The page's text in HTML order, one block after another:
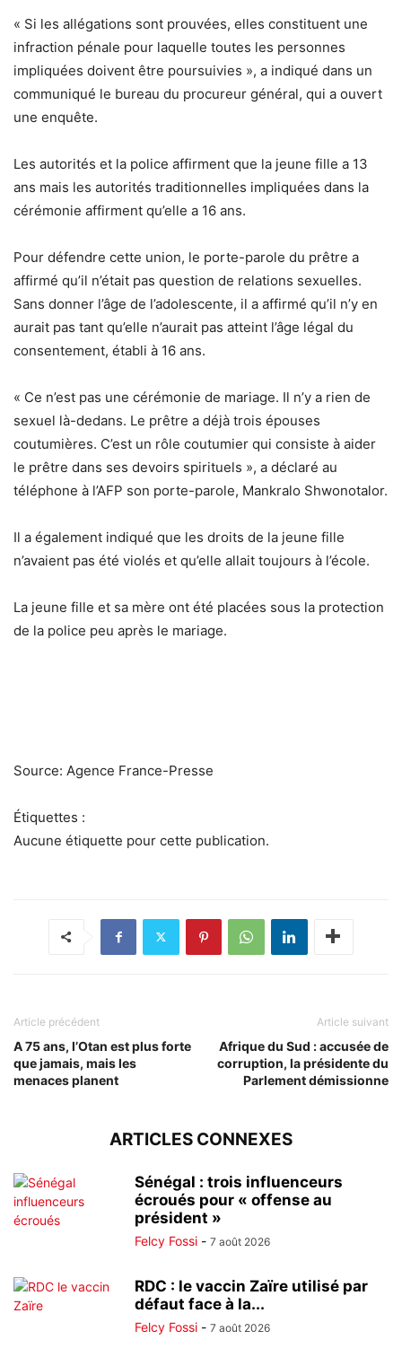
« Si les allégations sont prouvées, elles constituent une
infraction pénale pour laquelle toutes les personnes
impliquées doivent être poursuivies », a indiqué dans un
communiqué le bureau du procureur général, qui a ouvert
une enquête.
Les autorités et la police affirment que la jeune fille a 13
ans mais les autorités traditionnelles impliquées dans la
cérémonie affirment qu’elle a 16 ans.
Pour défendre cette union, le porte-parole du prêtre a
affirmé qu’il n’était pas question de relations sexuelles.
Sans donner l’âge de l’adolescente, il a affirmé qu’il n’y en
aurait pas tant qu’elle n’aurait pas atteint l’âge légal du
consentement, établi à 16 ans.
« Ce n’est pas une cérémonie de mariage. Il n’y a rien de
sexuel là-dedans. Le prêtre a déjà trois épouses
coutumières. C’est un rôle coutumier qui consiste à aider
le prêtre dans ses devoirs spirituels », a déclaré au
téléphone à l’AFP son porte-parole, Mankralo Shwonotalor.
Il a également indiqué que les droits de la jeune fille
n’avaient pas été violés et qu’elle allait toujours à l’école.
La jeune fille et sa mère ont été placées sous la protection
de la police peu après le mariage.
Source: Agence France-Presse
Étiquettes :
Aucune étiquette pour cette publication.
Article précédent
A 75 ans, l’Otan est plus forte
que jamais, mais les
menaces planent
Article suivant
Afrique du Sud : accusée de
corruption, la présidente du
Parlement démissionne
ARTICLES CONNEXES
Sénégal : trois influenceurs
écroués pour « offense au
président »
Felcy Fossi - 7 août 2026
RDC : le vaccin Zaïre utilisé par
défaut face à la...
Felcy Fossi - 7 août 2026